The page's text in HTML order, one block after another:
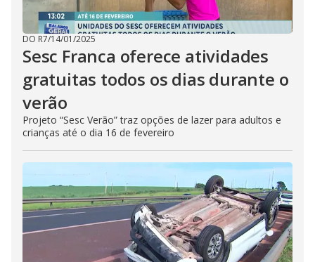
DO R7/14/01/2025
Sesc Franca oferece atividades
gratuitas todos os dias durante o
verão
Projeto “Sesc Verão” traz opções de lazer para adultos e
crianças até o dia 16 de fevereiro